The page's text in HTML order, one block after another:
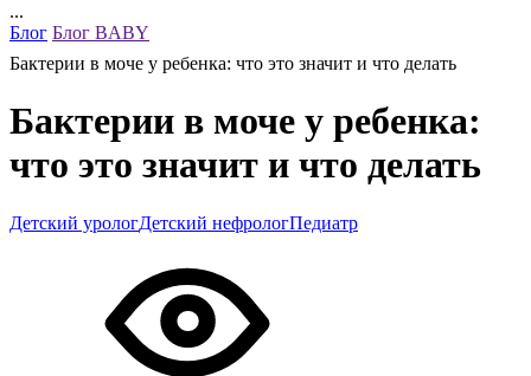
...
Блог Блог BABY
Бактерии в моче у ребенка: что это значит и что делать
Бактерии в моче у ребенка:
что это значит и что делать
Детский урологДетский нефрологПедиатр